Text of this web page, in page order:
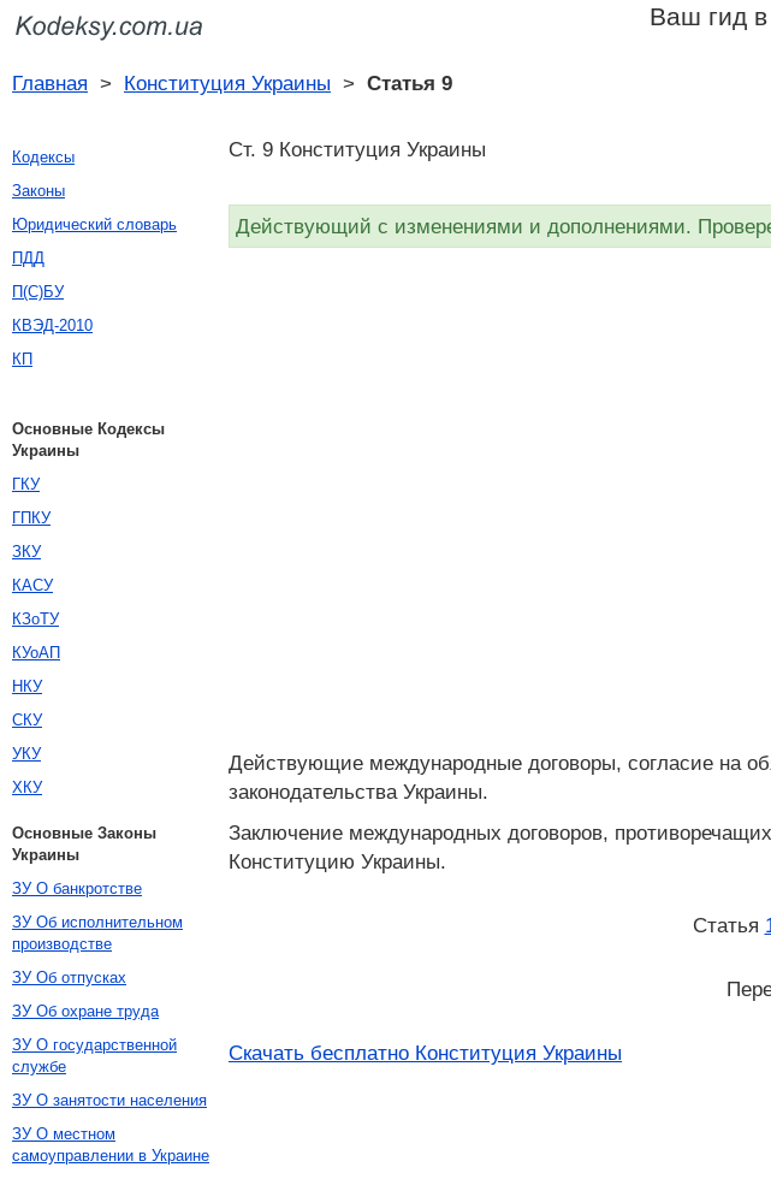
Ваш гид в
Главная > Конституция Украины > Статья 9
Ст. 9 Конституция Украины
Действующий с изменениями и дополнениями.
Действующие международные договоры, согласие на
законодательства Украины.
Заключение международных договоров,
Конституцию Украины.
Статья
Скачать бесплатно Конституция Украины
Кодексы
Законы
Юридический словарь
ПДД
П(С)БУ
КВЭД-2010
КП
Основные Кодексы
Украины
ГКУ
ГПКУ
ЗКУ
КАСУ
КЗоТУ
КУоАП
НКУ
СКУ
УКУ
ХКУ
Основные Законы
Украины
ЗУ О банкротстве
ЗУ Об исполнительном
производстве
ЗУ Об отпусках
ЗУ Об охране труда
ЗУ О государственной
службе
ЗУ О занятости населения
ЗУ О местном
самоуправлении в Украине